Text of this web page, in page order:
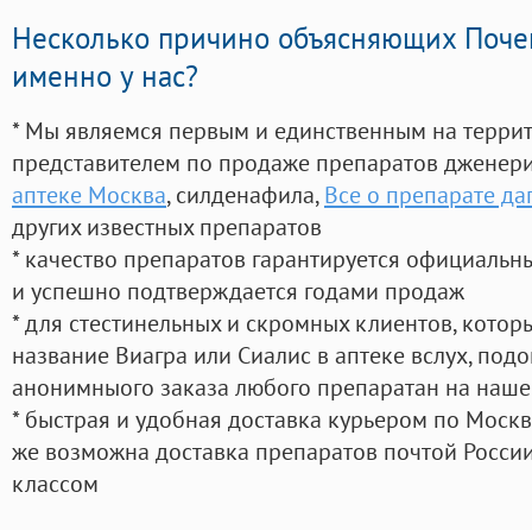
Несколько причино объясняющих
именно у нас?
* Мы являемся первым и единственным на
представителем по продаже препаратов
аптеке Москва, силденафила, Все о препарате
других известных препаратов
* качество препаратов гарантируется
и успешно подтверждается годами продаж
* для стестинельных и скромных клиентов,
название Виагра или Сиалис в аптеке вслух,
анонимныого заказа любого препаратан на
* быстрая и удобная доставка курьером по
же возможна доставка препаратов почтой
классом